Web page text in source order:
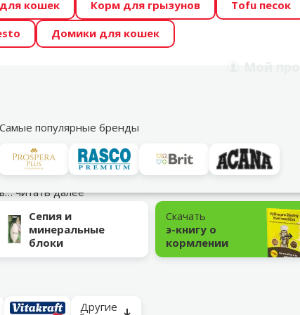
предлагает отличные цены на ТОП-овые корма! 🍖
ŪSAIŅI”! Возможно Твой питомец станет звездой
кошек Корм для грызунов
Tofu песок
Домики для кошек
Самые популярные бренды
Акции
Витамины и пищевые добавки
читать далее
Сепия и
минеральные
блоки
Скачать
э-книгу о
кормлении
Другие